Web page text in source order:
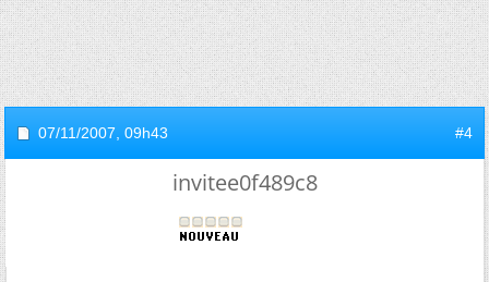
07/11/2007, 09h43 #4
invitee0f489c8